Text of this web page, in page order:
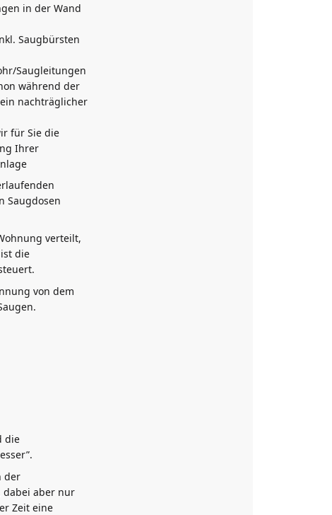
in der Wand
Saugbürsten
Saugleitungen
während der
nachträglicher
für Sie die
Ihrer
Saugdosen
verteilt,
die
von dem
die
der
dabei aber nur
Zeit eine